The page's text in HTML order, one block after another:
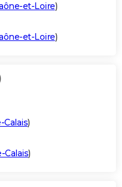
et-Loire)
et-Loire)
Calais)
Calais)